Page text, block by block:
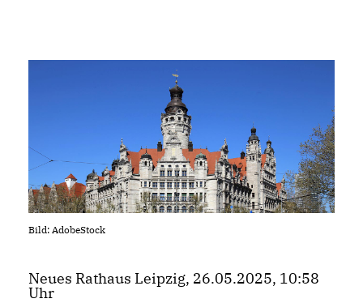
Bild: AdobeStock
Neues Rathaus Leipzig, 26.05.2025, 10:58
Uhr